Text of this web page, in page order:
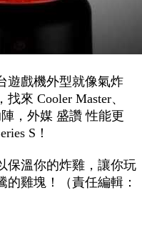
遊戲機外型就像氣炸
來 Cooler Master、
，外媒 盛讚 性能更
S！
保溫你的炸雞，讓你玩
雞塊！（責任編輯：